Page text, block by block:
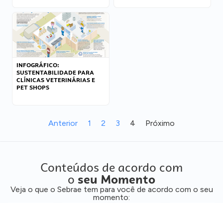
INFOGRÁFICO:
SUSTENTABILIDADE PARA
CLÍNICAS VETERINÁRIAS E
PET SHOPS
Anterior 1 2 3 4 Próximo
Conteúdos de acordo com
o seu Momento
Veja o que o Sebrae tem para você de acordo com o seu
momento: